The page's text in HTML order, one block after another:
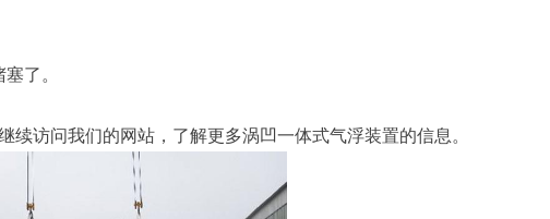
了。
访问我们的网站，了解更多涡凹一体式气浮装置的信息。